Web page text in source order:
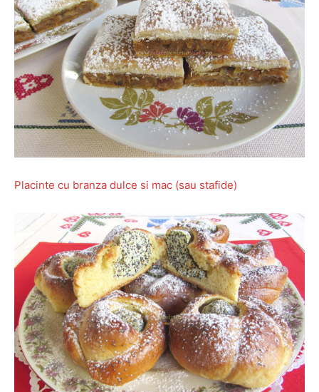
Placinte cu branza dulce si mac (sau stafide)